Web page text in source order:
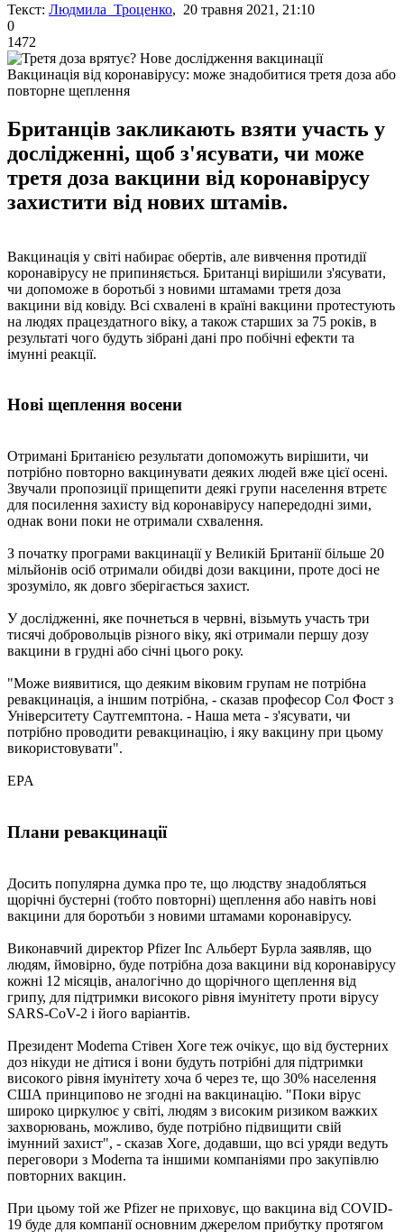
Текст: Людмила Троценко, 20 травня 2021, 21:10
0
1472
Вакцинація від коронавірусу: може знадобитися третя доза або
повторне щеплення
Британців закликають взяти участь у
дослідженні, щоб з'ясувати, чи може
третя доза вакцини від коронавірусу
захистити від нових штамів.
Вакцинація у світі набирає обертів, але вивчення протидії
коронавірусу не припиняється. Британці вирішили з'ясувати,
чи допоможе в боротьбі з новими штамами третя доза
вакцини від ковіду. Всі схвалені в країні вакцини протестують
на людях працездатного віку, а також старших за 75 років, в
результаті чого будуть зібрані дані про побічні ефекти та
імунні реакції.
Нові щеплення восени
Отримані Британією результати допоможуть вирішити, чи
потрібно повторно вакцинувати деяких людей вже цієї осені.
Звучали пропозиції прищепити деякі групи населення втретє
для посилення захисту від коронавірусу напередодні зими,
однак вони поки не отримали схвалення.
З початку програми вакцинації у Великій Британії більше 20
мільйонів осіб отримали обидві дози вакцини, проте досі не
зрозуміло, як довго зберігається захист.
У дослідженні, яке почнеться в червні, візьмуть участь три
тисячі добровольців різного віку, які отримали першу дозу
вакцини в грудні або січні цього року.
"Може виявитися, що деяким віковим групам не потрібна
ревакцинація, а іншим потрібна, - сказав професор Сол Фост з
Університету Саутгемптона. - Наша мета - з'ясувати, чи
потрібно проводити ревакцинацію, і яку вакцину при цьому
використовувати".
EPA
Плани ревакцинації
Досить популярна думка про те, що людству знадобляться
щорічні бустерні (тобто повторні) щеплення або навіть нові
вакцини для боротьби з новими штамами коронавірусу.
Виконавчий директор Pfizer Inc Альберт Бурла заявляв, що
людям, ймовірно, буде потрібна доза вакцини від коронавірусу
кожні 12 місяців, аналогічно до щорічного щеплення від
грипу, для підтримки високого рівня імунітету проти вірусу
SARS-CoV-2 і його варіантів.
Президент Moderna Стівен Хоге теж очікує, що від бустерних
доз нікуди не дітися і вони будуть потрібні для підтримки
високого рівня імунітету хоча б через те, що 30% населення
США принципово не згодні на вакцинацію. "Поки вірус
широко циркулює у світі, людям з високим ризиком важких
захворювань, можливо, буде потрібно підвищити свій
імунний захист", - сказав Хоге, додавши, що всі уряди ведуть
переговори з Moderna та іншими компаніями про закупівлю
повторних вакцин.
При цьому той же Pfizer не приховує, що вакцина від COVID-
19 буде для компанії основним джерелом прибутку протягом